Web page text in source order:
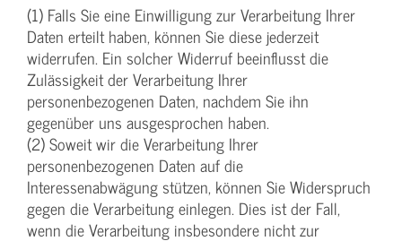
(1) Falls Sie eine Einwilligung zur Verarbeitung Ihrer
Daten erteilt haben, können Sie diese jederzeit
widerrufen. Ein solcher Widerruf beeinflusst die
Zulässigkeit der Verarbeitung Ihrer
personenbezogenen Daten, nachdem Sie ihn
gegenüber uns ausgesprochen haben.
(2) Soweit wir die Verarbeitung Ihrer
personenbezogenen Daten auf die
Interessenabwägung stützen, können Sie Widerspruch
gegen die Verarbeitung einlegen. Dies ist der Fall,
wenn die Verarbeitung insbesondere nicht zur